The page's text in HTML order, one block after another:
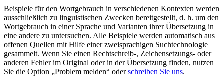
Beispiele für den Wortgebrauch in verschiedenen Kontexten werden
ausschließlich zu linguistischen Zwecken bereitgestellt, d. h. um den
Wortgebrauch in einer Sprache und Varianten ihrer Übersetzung in
eine andere zu untersuchen. Alle Beispiele werden automatisch aus
offenen Quellen mit Hilfe einer zweisprachigen Suchtechnologie
gesammelt. Wenn Sie einen Rechtschreib-, Zeichensetzungs- oder
anderen Fehler im Original oder in der Übersetzung finden, nutzen
Sie die Option „Problem melden“ oderschreiben Sie uns.